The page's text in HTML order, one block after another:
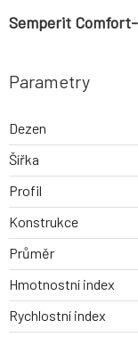
Semperit Comfort-
Parametry
Dezen
Šířka
Profil
Konstrukce
Průměr
Hmotnostní index
Rychlostní index